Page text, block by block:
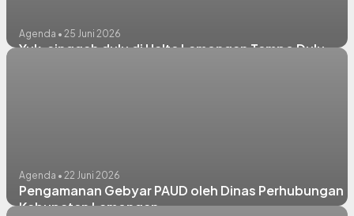
Agenda • 25 Juni 2026
Yuk, singgah dulu di Halte Lamongan Tempo Dulu
Agenda • 22 Juni 2026
Pengamanan Gebyar PAUD oleh Dinas Perhubungan
Kabupaten Lamongan